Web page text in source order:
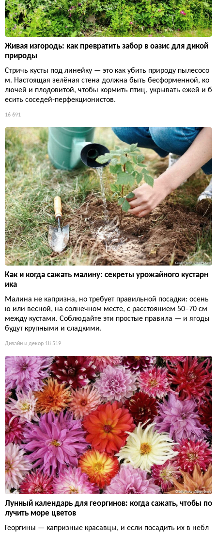
Живая изгородь: как превратить забор в оазис для дикой
природы
Стричь кусты под линейку — это как убить природу пылесосо
м. Настоящая зелёная стена должна быть бесформенной, ко
лючей и плодовитой, чтобы кормить птиц, укрывать ежей и б
есить соседей-перфекционистов.
16 691
Как и когда сажать малину: секреты урожайного кустарн
ика
Малина не капризна, но требует правильной посадки: осень
ю или весной, на солнечном месте, с расстоянием 50–70 см
между кустами. Соблюдайте эти простые правила — и ягоды
будут крупными и сладкими.
Дизайн и декор 18 519
Лунный календарь для георгинов: когда сажать, чтобы по
лучить море цветов
Георгины — капризные красавцы, и если посадить их в небл